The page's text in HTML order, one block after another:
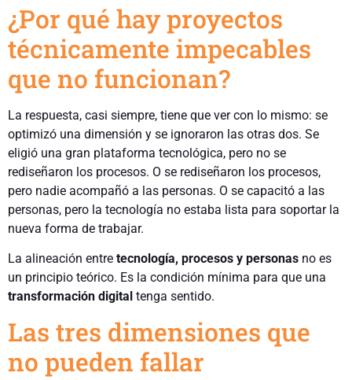
¿Por qué hay proyectos
técnicamente impecables
que no funcionan?
La respuesta, casi siempre, tiene que ver con lo mismo: se
optimizó una dimensión y se ignoraron las otras dos. Se
eligió una gran plataforma tecnológica, pero no se
rediseñaron los procesos. O se rediseñaron los procesos,
pero nadie acompañó a las personas. O se capacitó a las
personas, pero la tecnología no estaba lista para soportar la
nueva forma de trabajar.
La alineación entre tecnología, procesos y personas no es
un principio teórico. Es la condición mínima para que una
transformación digital tenga sentido.
Las tres dimensiones que
no pueden fallar